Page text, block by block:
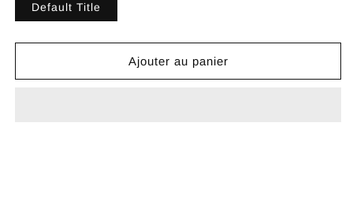
Default Title
Ajouter au panier